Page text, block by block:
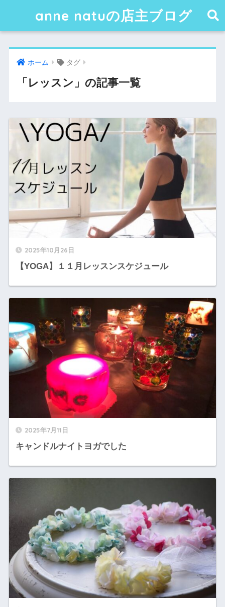
anne natuの店主ブログ
ホーム タグ
「レッスン」の記事一覧
2025年10月26日
【YOGA】１１月レッスンスケジュール
2025年7月11日
キャンドルナイトヨガでした